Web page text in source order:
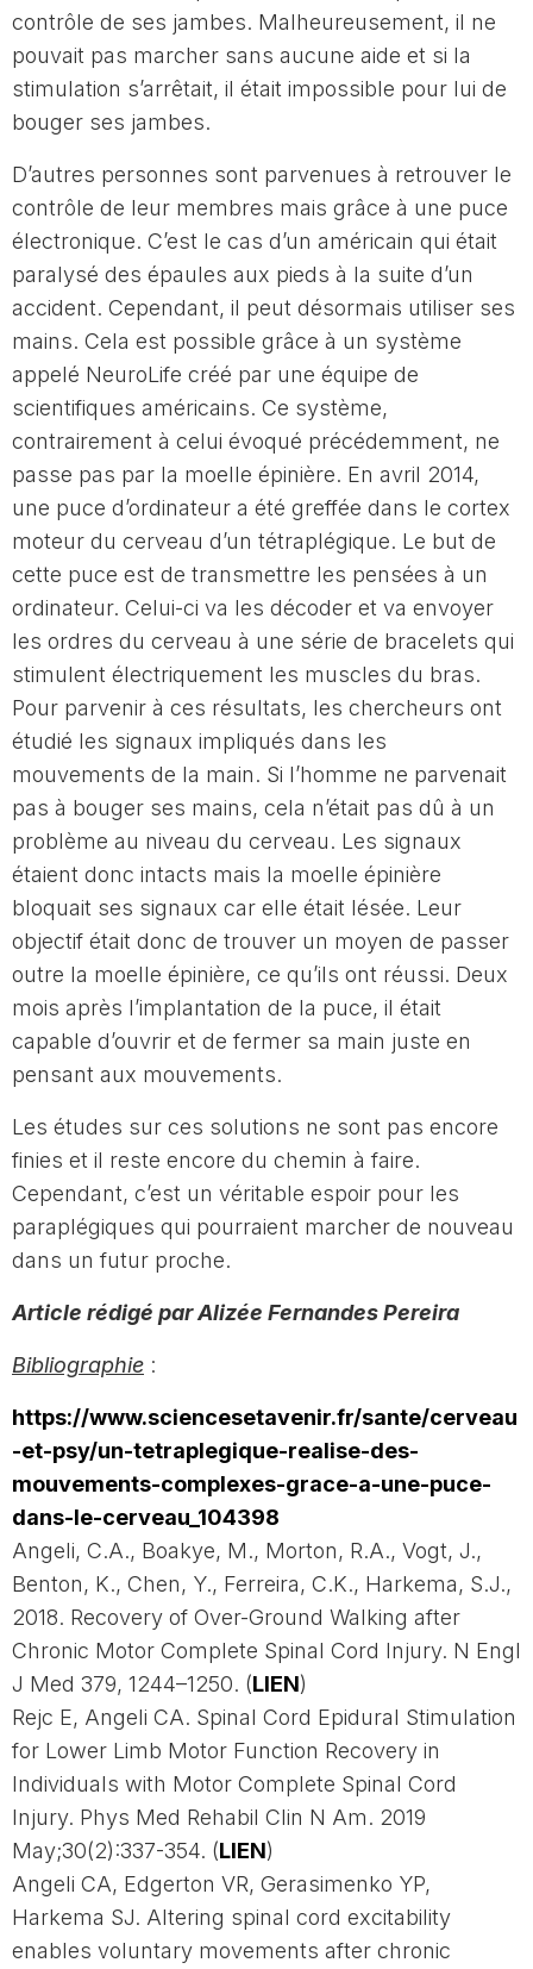
contrôle de ses jambes. Malheureusement, il ne
pouvait pas marcher sans aucune aide et si la
stimulation s’arrêtait, il était impossible pour lui de
bouger ses jambes.
D’autres personnes sont parvenues à retrouver le
contrôle de leur membres mais grâce à une puce
électronique. C’est le cas d’un américain qui était
paralysé des épaules aux pieds à la suite d’un
accident. Cependant, il peut désormais utiliser ses
mains. Cela est possible grâce à un système
appelé NeuroLife créé par une équipe de
scientifiques américains. Ce système,
contrairement à celui évoqué précédemment, ne
passe pas par la moelle épinière. En avril 2014,
une puce d’ordinateur a été greffée dans le cortex
moteur du cerveau d’un tétraplégique. Le but de
cette puce est de transmettre les pensées à un
ordinateur. Celui-ci va les décoder et va envoyer
les ordres du cerveau à une série de bracelets qui
stimulent électriquement les muscles du bras.
Pour parvenir à ces résultats, les chercheurs ont
étudié les signaux impliqués dans les
mouvements de la main. Si l’homme ne parvenait
pas à bouger ses mains, cela n’était pas dû à un
problème au niveau du cerveau. Les signaux
étaient donc intacts mais la moelle épinière
bloquait ses signaux car elle était lésée. Leur
objectif était donc de trouver un moyen de passer
outre la moelle épinière, ce qu’ils ont réussi. Deux
mois après l’implantation de la puce, il était
capable d’ouvrir et de fermer sa main juste en
pensant aux mouvements.
Les études sur ces solutions ne sont pas encore
finies et il reste encore du chemin à faire.
Cependant, c’est un véritable espoir pour les
paraplégiques qui pourraient marcher de nouveau
dans un futur proche.
Article rédigé par Alizée Fernandes Pereira
Bibliographie :
https://www.sciencesetavenir.fr/sante/cerveau
-et-psy/un-tetraplegique-realise-des-
mouvements-complexes-grace-a-une-puce-
dans-le-cerveau_104398
Angeli, C.A., Boakye, M., Morton, R.A., Vogt, J.,
Benton, K., Chen, Y., Ferreira, C.K., Harkema, S.J.,
2018. Recovery of Over-Ground Walking after
Chronic Motor Complete Spinal Cord Injury. N Engl
J Med 379, 1244–1250. (LIEN)
Rejc E, Angeli CA. Spinal Cord Epidural Stimulation
for Lower Limb Motor Function Recovery in
Individuals with Motor Complete Spinal Cord
Injury. Phys Med Rehabil Clin N Am. 2019
May;30(2):337-354. (LIEN)
Angeli CA, Edgerton VR, Gerasimenko YP,
Harkema SJ. Altering spinal cord excitability
enables voluntary movements after chronic